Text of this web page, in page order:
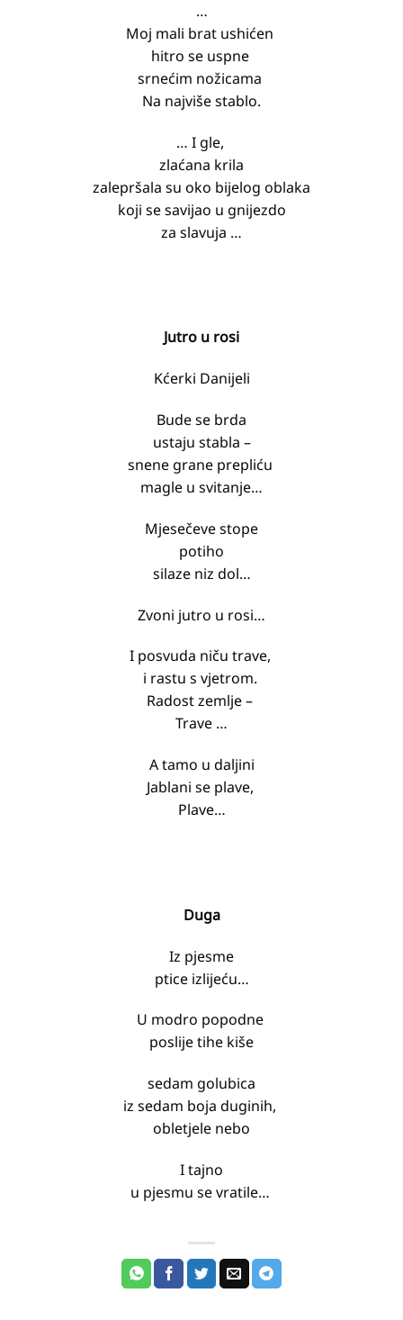
…
Moj mali brat ushićen
hitro se uspne
srnećim nožicama
Na najviše stablo.
… I gle,
zlaćana krila
zalepršala su oko bijelog oblaka
koji se savijao u gnijezdo
za slavuja …
Jutro u rosi
Kćerki Danijeli
Bude se brda
ustaju stabla –
snene grane prepliću
magle u svitanje…
Mjesečeve stope
potiho
silaze niz dol…
Zvoni jutro u rosi…
I posvuda niču trave,
i rastu s vjetrom.
Radost zemlje –
Trave …
A tamo u daljini
Jablani se plave,
Plave…
Duga
Iz pjesme
ptice izlijeću…
U modro popodne
poslije tihe kiše
sedam golubica
iz sedam boja duginih,
obletjele nebo
I tajno
u pjesmu se vratile…